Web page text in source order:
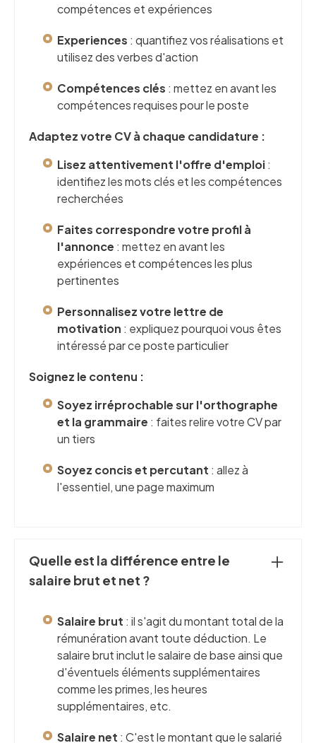
compétences et expériences
Experiences : quantifiez vos réalisations et
utilisez des verbes d'action
Compétences clés : mettez en avant les
compétences requises pour le poste
Adaptez votre CV à chaque candidature :
Lisez attentivement l'offre d'emploi:
identifiez les mots clés et les compétences
recherchées
Faites correspondre votre profil à
l'annonce : mettez en avant les
expériences et compétences les plus
pertinentes
Personnalisez votre lettre de
motivation : expliquez pourquoi vous êtes
intéressé par ce poste particulier
Soignez le contenu :
Soyez irréprochable sur l'orthographe
et la grammaire : faites relire votre CV par
un tiers
Soyez concis et percutant : allez à
l'essentiel, une page maximum
Quelle est la différence entre le
salaire brut et net ?
Salaire brut : il s'agit du montant total de la
rémunération avant toute déduction. Le
salaire brut inclut le salaire de base ainsi que
d'éventuels éléments supplémentaires
comme les primes, les heures
supplémentaires, etc.
Salaire net : C'est le montant que le salarié